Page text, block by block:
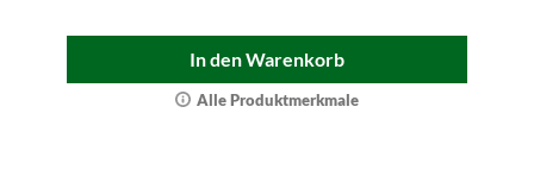
In den Warenkorb
Alle Produktmerkmale